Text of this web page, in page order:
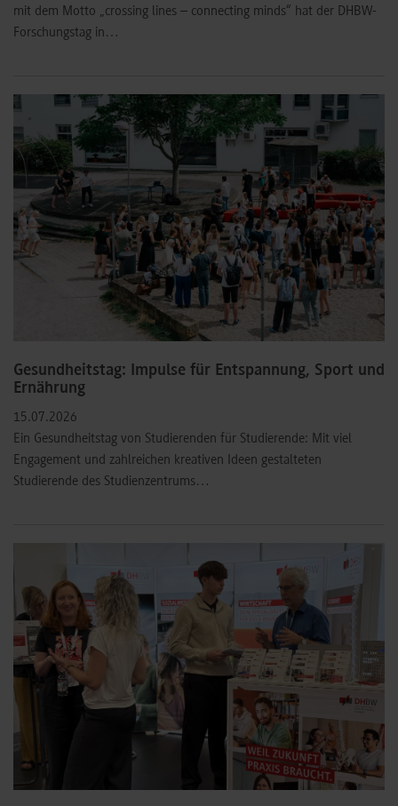
mit dem Motto „crossing lines – connecting minds“ hat der DHBW-
Forschungstag in…
Gesundheitstag: Impulse für Entspannung, Sport und
Ernährung
15.07.2026
Ein Gesundheitstag von Studierenden für Studierende: Mit viel
Engagement und zahlreichen kreativen Ideen gestalteten
Studierende des Studienzentrums…